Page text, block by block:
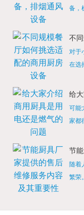
备，
缺少
不
对于
在选
烹饪
给
可能
家都
店用
节
随着
繁荣